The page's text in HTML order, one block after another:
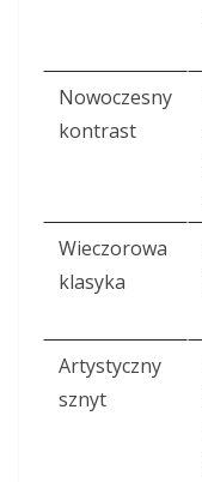
Nowoczesny
kontrast
Wieczorowa
klasyka
Artystyczny
sznyt